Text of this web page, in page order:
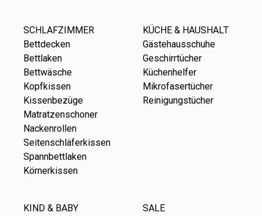
SCHLAFZIMMER
Bettdecken
Bettlaken
Bettwäsche
Kopfkissen
Kissenbezüge
Matratzenschoner
Nackenrollen
Seitenschläferkissen
Spannbettlaken
Körnerkissen
KÜCHE & HAUSHALT
Gästehausschuhe
Geschirrtücher
Küchenhelfer
Mikrofasertücher
Reinigungstücher
KIND & BABY
SALE